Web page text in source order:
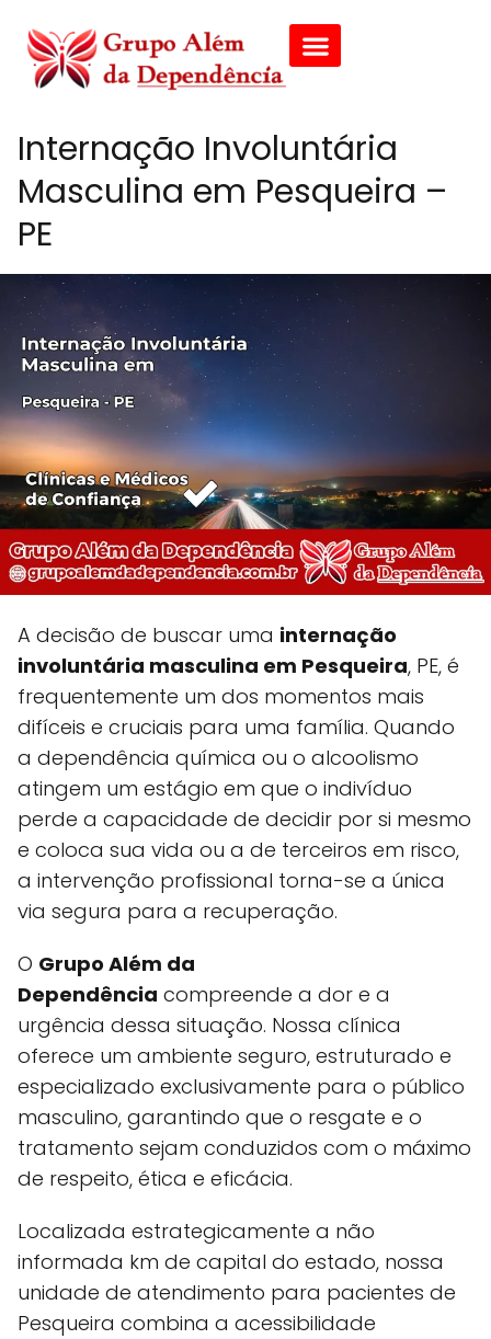
Internação Involuntária
Masculina em Pesqueira –
PE
A decisão de buscar uma internação
involuntária masculina em Pesqueira, PE, é
frequentemente um dos momentos mais
difíceis e cruciais para uma família. Quando
a dependência química ou o alcoolismo
atingem um estágio em que o indivíduo
perde a capacidade de decidir por si mesmo
e coloca sua vida ou a de terceiros em risco,
a intervenção profissional torna-se a única
via segura para a recuperação.
O Grupo Além da
Dependência compreende a dor e a
urgência dessa situação. Nossa clínica
oferece um ambiente seguro, estruturado e
especializado exclusivamente para o público
masculino, garantindo que o resgate e o
tratamento sejam conduzidos com o máximo
de respeito, ética e eficácia.
Localizada estrategicamente a não
informada km de capital do estado, nossa
unidade de atendimento para pacientes de
Pesqueira combina a acessibilidade